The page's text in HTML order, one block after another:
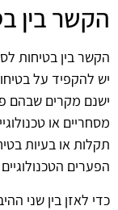
הקשר בין
הקשר בין בטיחות
יש להקפיד על
ישנם מקרים שבהם
מסחריים או
תקלות או בעיות
הפערים
כדי לאזן בין שני